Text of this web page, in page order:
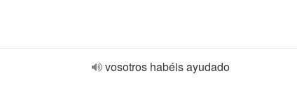
vosotros habéis ayudado